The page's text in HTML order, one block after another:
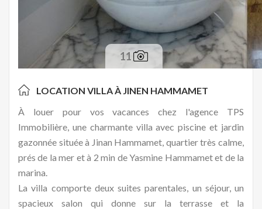
11
LOCATION VILLA À JINEN HAMMAMET
À louer pour vos vacances chez l'agence TPS
Immobilière, une charmante villa avec piscine et jardin
gazonnée située à Jinan Hammamet, quartier très calme,
prés de la mer et à 2 min de Yasmine Hammamet et de la
marina.
La villa comporte deux suites parentales, un séjour, un
spacieux salon qui donne sur la terrasse et la